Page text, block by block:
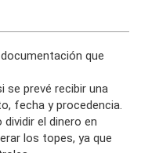
que
se prevé recibir una
fecha y procedencia.
el dinero en
los topes, ya que